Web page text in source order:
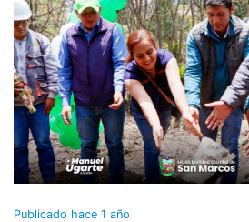
Publicado hace 1 año